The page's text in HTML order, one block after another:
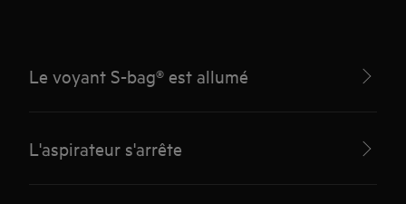
Le voyant S-bag® est allumé
L'aspirateur s'arrête